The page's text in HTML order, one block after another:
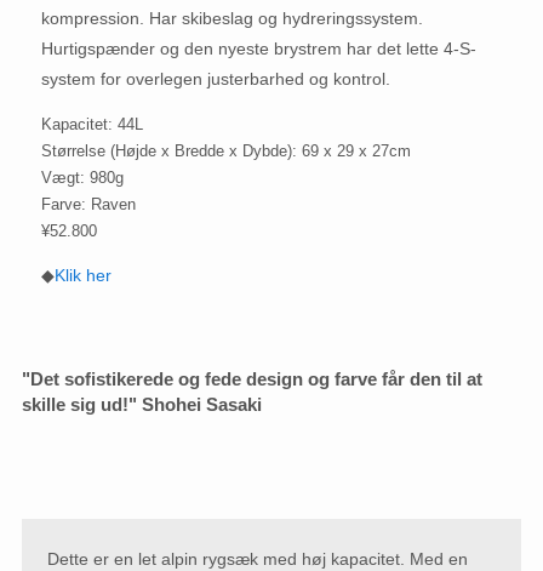
kompression. Har skibeslag og hydreringssystem.
Hurtigspænder og den nyeste brystrem har det lette 4-S-
system for overlegen justerbarhed og kontrol.
Kapacitet: 44L
Størrelse (Højde x Bredde x Dybde): 69 x 29 x 27cm
Vægt: 980g
Farve: Raven
¥52.800
◆Klik her
"Det sofistikerede og fede design og farve får den til at
skille sig ud!" Shohei Sasaki
Dette er en let alpin rygsæk med høj kapacitet. Med en